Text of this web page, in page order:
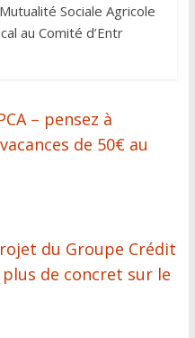
Sociale Agricole
au Comité d’Entr
– pensez à
de 50€ au
du Groupe Crédit
de concret sur le